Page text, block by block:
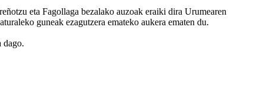
eta Fagollaga bezalako auzoak eraiki dira Urumearen
guneak ezagutzera emateko aukera ematen du.
dago.